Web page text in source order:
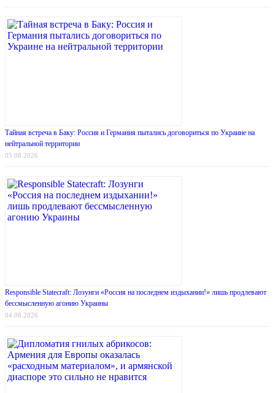
Тайная встреча в Баку: Россия и Германия пытались договориться по Украине на
нейтральной территории
05.08.2026
Responsible Statecraft: Лозунги «Россия на последнем издыхании!» лишь продлевают
бессмысленную агонию Украины
04.08.2026